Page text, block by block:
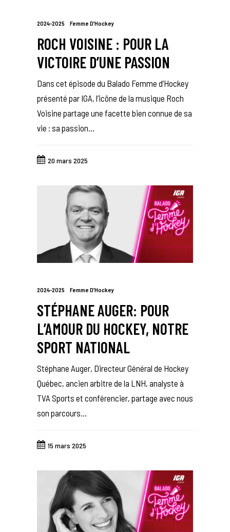
2024-2025 Femme D’Hockey
ROCH VOISINE : POUR LA
VICTOIRE D’UNE PASSION
Dans cet épisode du Balado Femme d’Hockey
présenté par IGA, l’icône de la musique Roch
Voisine partage une facette bien connue de sa
vie : sa passion…
20 mars 2025
2024-2025 Femme D’Hockey
STÉPHANE AUGER: POUR
L’AMOUR DU HOCKEY, NOTRE
SPORT NATIONAL
Stéphane Auger, Directeur Général de Hockey
Québec, ancien arbitre de la LNH, analyste à
TVA Sports et conférencier, partage avec nous
son parcours…
15 mars 2025